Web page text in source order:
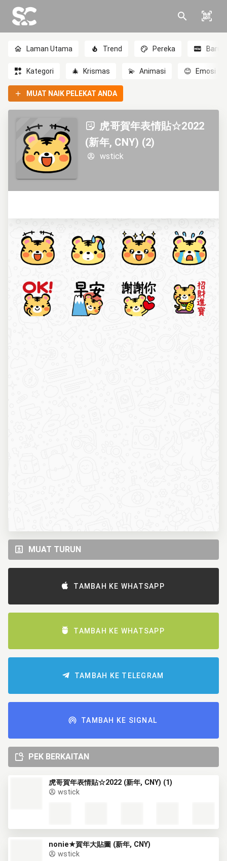
Laman Utama Trend Pereka Baru
Kategori 🎄 Krismas 💫 Animasi 😊 Emosi
MUAT NAIK PELEKAT ANDA
虎哥賀年表情貼☆2022
(新年, CNY) (2)
wstick
MUAT TURUN
TAMBAH KE WHATSAPP
TAMBAH KE WHATSAPP
TAMBAH KE TELEGRAM
TAMBAH KE SIGNAL
PEK BERKAITAN
虎哥賀年表情貼☆2022 (新年, CNY) (1)
wstick
nonie★賀年大貼圖 (新年, CNY)
wstick